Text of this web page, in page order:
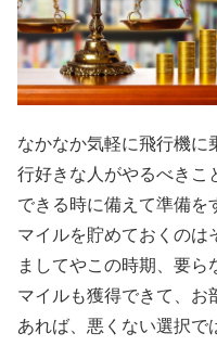
なかなか気軽に飛行機に
行好きな人がやるべきこ
できる時に備えて準備を
マイルを貯めておくのは
ましてやこの時期、要ら
マイルも獲得できて、お
あれば、悪くない選択で